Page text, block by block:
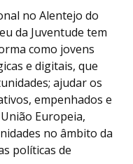
no Alentejo do
da Juventude tem
como jovens
e digitais, que
ajudar os
empenhados e
Europeia,
no âmbito da
políticas de